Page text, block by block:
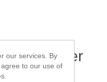
лодок
Power
12-42г
our services. By
to our use of